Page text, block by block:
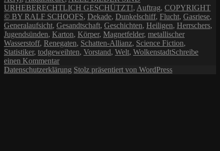
URHEBERECHTLICH GESCHÜTZT!, Auftrag, COPYRIGHT
© BY RALF SCHOOFS, Dekade, Dunkelschiff, Flucht, Gasriese,
Generalaufsicht, Gesandtschaft, Geschichten, Heiligen, Herrschers,
Jugendsünden, Karton, Körper, Magnetfelder, metallischer
Wasserstoff, Renegaten, Schatten-Allianz, Science Fiction,
Statistiker, todgeweihten, Vorstand, Welt, WolkenstadtSchreibe
einen Kommentarzu
Der
Datenschutzerklärung Stolz präsentiert von WordPress